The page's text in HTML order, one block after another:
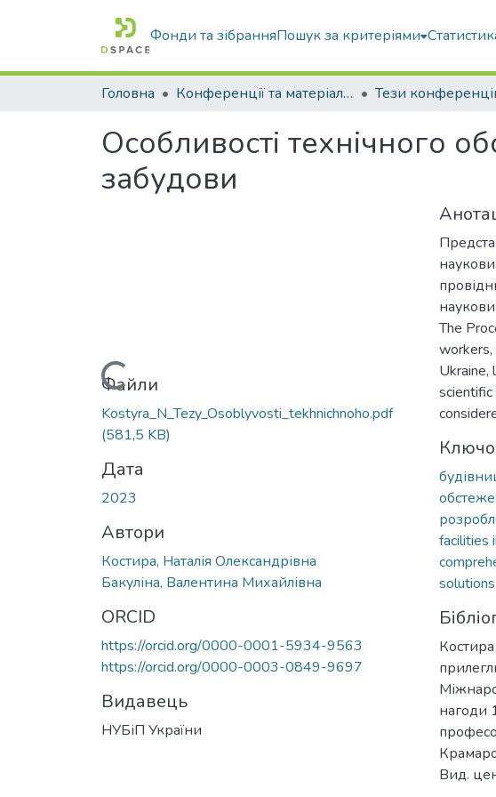
Фонди та зібранняПошук за критеріями
Головна Конференції та матеріали конференцій Тези
Особливості технічного
забудови
Вантажиться...
Файли
Kostyra_N_Tezy_Osoblyvosti_tekhnichnoho.pdf
(581,5 KB)
Дата
2023
Автори
Костира, Наталія Олександрівна
Бакуліна, Валентина Михайлівна
ORCID
https://orcid.org/0000-0001-5934-9563
https://orcid.org/0000-0003-0849-9697
Видавець
НУБіП України
The
Ukraine,
facilities
solutions
нагоди
Вид.